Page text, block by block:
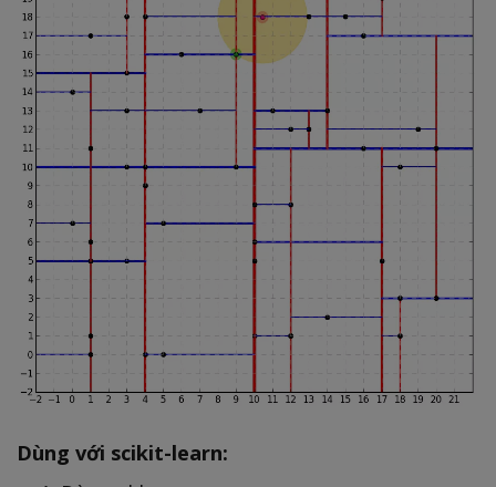
Dùng với scikit-learn: